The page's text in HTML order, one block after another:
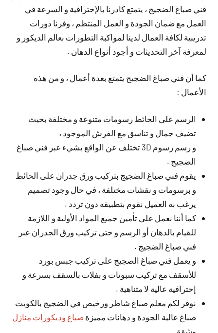
فني صباغ الضجيج ، يتمتع كادرنا بالإحترافية و السرعة في
العمل مع ضمان الجودة و العمل المنتظم ، وفرنا دورات
تدريبية لكافة العمال لدينا لمواكبة التطورات بعالم الديكور و
لمعرفة آخر التحديثات و أجود أنواع الدهان .
كما أن فني صباغ الضجيج يتمتع بعدة أعمال ، و من هذه
الأعمال :
الرسم على الحائط رسومات متنوعة و مختلفة بحيث
تضيف جمال و تناسق مع الفرش الموجود ،
و رسم رسوم 3D تختلف عن الواقع بشيء عبر فني صباغ
الضجيج .
يقوم فني صباغ الضجيج بتركيب ورق جدران على الحائط
و برسومات و نقشات مختلفة ، في حال وجود تصميم
يرغب به العميل نقوم بتطبيقه دون تردد .
كما أننا نعمل على تأمين جميع المواد الأولية و اللازمة
للقيام بالدهان أو الرسم و حتى تركيب ورق الجدران عبر
فني صباغ الضجيج .
و يعمل فني صباغ الضجيج على تركيب جبس بورد
للأسقف مع تركيب سبوتات و بفلات بالسقف بسرعة و
إحترافية عالية لا متناهية .
نوفر لكم معلم صباغ شاطر ورخيص في الضجيج بالكويت
صباغ عالية الجودة و دهانات مميزةصباغ وديكورات منازل
وشقق.